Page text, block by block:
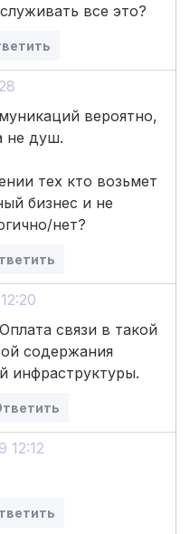
все это?
вероятно,
не душ.
тех кто возьмет
бизнес и не
нет?
связи в такой
содержания
инфраструктуры.
12:12